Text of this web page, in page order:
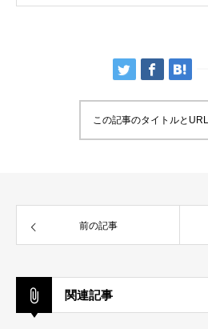
この記事のタイトルと
前の記事
関連記事